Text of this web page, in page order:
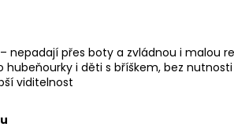
nepadají přes boty a zvládnou i malou
hubeňourky i děti s bříškem, bez
viditelnost